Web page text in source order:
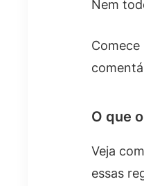
Nem
O que
Veja
essas